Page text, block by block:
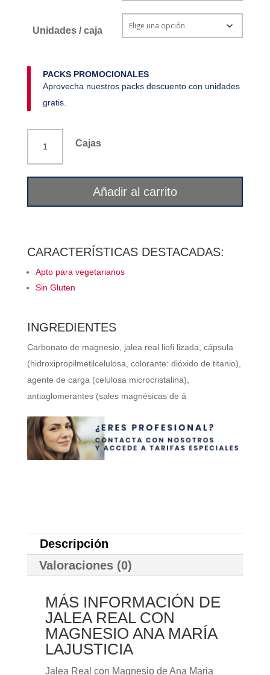
Unidades / caja
PACKS PROMOCIONALES
Aprovecha nuestros packs descuento con unidades
gratis.
cantidad
Cajas
Añadir al carrito
CARACTERÍSTICAS DESTACADAS:
Apto para vegetarianos
Sin Gluten
INGREDIENTES
Carbonato de magnesio, jalea real liofi lizada, cápsula
(hidroxipropilmetilcelulosa, colorante: dióxido de titanio),
agente de carga (celulosa microcristalina),
antiaglomerantes (sales magnésicas de á
Descripción
Valoraciones (0)
MÁS INFORMACIÓN DE
JALEA REAL CON
MAGNESIO ANA MARÍA
LAJUSTICIA
Jalea Real con Magnesio de Ana Maria